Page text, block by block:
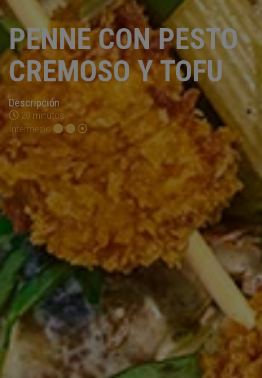
PENNE CON PESTO
CREMOSO Y TOFU
Descripción
20 minutos
Intermedio